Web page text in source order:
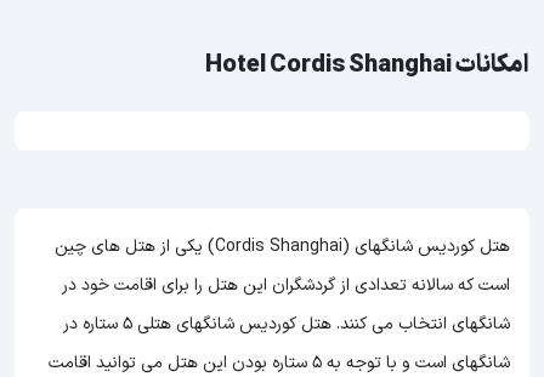
امکانات Hotel Cordis Shanghai
هتل کوردیس شانگهای (Cordis Shanghai) یکی از هتل های چین
است که سالانه تعدادی از گردشگران این هتل را برای اقامت خود در
شانگهای انتخاب می کنند. هتل کوردیس شانگهای هتلی 5 ستاره در
شانگهای است و با توجه به 5 ستاره بودن این هتل
می توانید اقامت